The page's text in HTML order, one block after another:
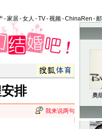
-家居-女人 -TV-视频-ChinaRen -
排
我来说两句
奥